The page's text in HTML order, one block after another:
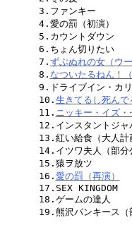
3.ファンキー
4.愛の罰（初演）
5.カウントダウン
6.ちょん切りたい
7. ずぶぬれの女（ウ
8. なついたるねん！
9.ドライブイン・カ
10. 生きてるし死んで
11. ニッキー・イズ
12.インスタントジャ
13.紅い給食（大人計
14.イツワ夫人（部分
15.猿ヲ放ツ
16. 愛の罰（再演）
17.SEX KINGDOM
18.ゲームの達人